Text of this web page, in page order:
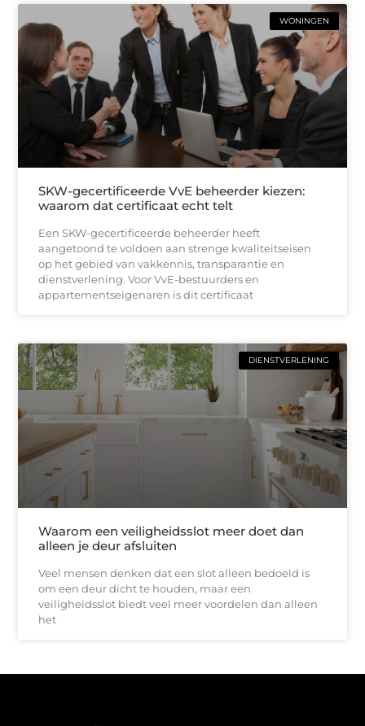
WONINGEN
SKW-gecertificeerde VvE beheerder kiezen:
waarom dat certificaat echt telt
Een SKW-gecertificeerde beheerder heeft
aangetoond te voldoen aan strenge kwaliteitseisen
op het gebied van vakkennis, transparantie en
dienstverlening. Voor VvE-bestuurders en
appartementseigenaren is dit certificaat
DIENSTVERLENING
Waarom een veiligheidsslot meer doet dan
alleen je deur afsluiten
Veel mensen denken dat een slot alleen bedoeld is
om een deur dicht te houden, maar een
veiligheidsslot biedt veel meer voordelen dan alleen
het